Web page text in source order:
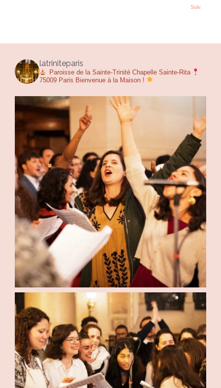
Suiv.
latriniteparis
Paroisse de la Sainte-Trinité Chapelle Sainte-Rita
75009 Paris Bienvenue à la Maison !